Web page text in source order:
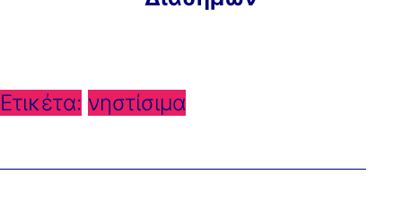
Ετικέτα: νηστίσιμα